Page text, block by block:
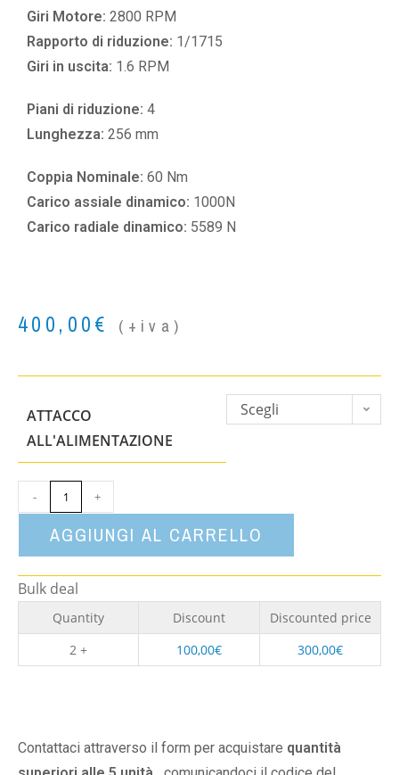
Giri Motore: 2800 RPM
Rapporto di riduzione: 1/1715
Giri in uscita: 1.6 RPM
Piani di riduzione: 4
Lunghezza: 256 mm
Coppia Nominale: 60 Nm
Carico assiale dinamico: 1000N
Carico radiale dinamico: 5589 N
400,00€ (+iva)
ATTACCO
ALL'ALIMENTAZIONE
Scegli
- +
AGGIUNGI AL CARRELLO
Bulk deal
Quantity Discount
Discounted price
2 +
100,00€ 300,00€
Contattaci attraverso il form per acquistare quantità